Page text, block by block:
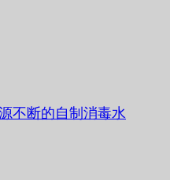
不断的自制消毒水